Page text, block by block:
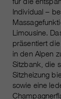
Individual –
Limousine.
präsentiert
in den Alpen
Sitzbank, die
Sitzheizung
sowie eine